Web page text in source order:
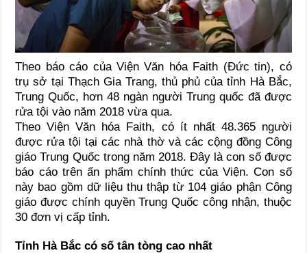
Theo báo cáo của Viện Văn hóa Faith (Đức tin), có
trụ sở tại Thạch Gia Trang, thủ phủ của tỉnh Hà Bắc,
Trung Quốc, hơn 48 ngàn người Trung quốc đã được
rửa tội vào năm 2018 vừa qua.
Theo Viện Văn hóa Faith, có ít nhất 48.365 người
được rửa tội tại các nhà thờ và các cộng đồng Công
giáo Trung Quốc trong năm 2018. Đây là con số được
báo cáo trên ấn phẩm chính thức của Viện. Con số
này bao gồm dữ liệu thu thập từ 104 giáo phận Công
giáo được chính quyền Trung Quốc công nhận, thuộc
30 đơn vị cấp tỉnh.
Tỉnh Hà Bắc có số tân tòng cao nhất